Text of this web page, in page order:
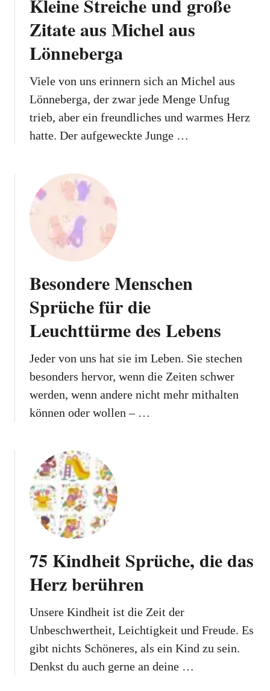
Kleine Streiche und große
Zitate aus Michel aus
Lönneberga
Viele von uns erinnern sich an Michel aus
Lönneberga, der zwar jede Menge Unfug
trieb, aber ein freundliches und warmes Herz
hatte. Der aufgeweckte Junge …
Besondere Menschen
Sprüche für die
Leuchttürme des Lebens
Jeder von uns hat sie im Leben. Sie stechen
besonders hervor, wenn die Zeiten schwer
werden, wenn andere nicht mehr mithalten
können oder wollen – …
75 Kindheit Sprüche, die das
Herz berühren
Unsere Kindheit ist die Zeit der
Unbeschwertheit, Leichtigkeit und Freude. Es
gibt nichts Schöneres, als ein Kind zu sein.
Denkst du auch gerne an deine …